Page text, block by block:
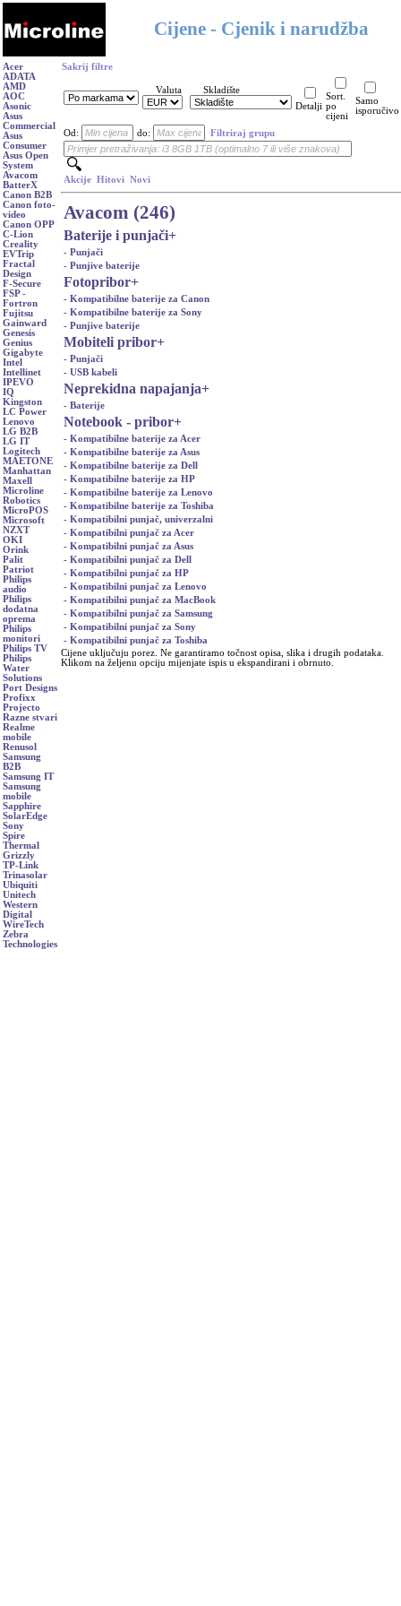
Cijene - Cjenik i narudžba
Acer
ADATA
AMD
AOC
Asonic
Asus
Commercial
Asus
Consumer
Asus Open
System
Avacom
BatterX
Canon B2B
Canon foto-
video
Canon OPP
C-Lion
Creality
EVTrip
Fractal
Design
F-Secure
FSP -
Fortron
Fujitsu
Gainward
Genesis
Genius
Gigabyte
Intel
Intellinet
IPEVO
IQ
Kingston
LC Power
Lenovo
LG B2B
LG IT
Logitech
MAETONE
Manhattan
Maxell
Microline
Robotics
MicroPOS
Microsoft
NZXT
OKI
Orink
Palit
Patriot
Philips
audio
Philips
dodatna
oprema
Philips
monitori
Philips TV
Philips
Water
Solutions
Port Designs
Profixx
Projecto
Razne stvari
Realme
mobile
Renusol
Samsung
B2B
Samsung IT
Samsung
mobile
Sapphire
SolarEdge
Sony
Spire
Thermal
Grizzly
TP-Link
Trinasolar
Ubiquiti
Unitech
Western
Digital
WireTech
Zebra
Technologies
Sakrij filtre
Valuta
Skladište
Detalji
Sort.
po
cijeni
Samo
isporučivo
Od: do: Filtriraj grupu
Akcije Hitovi Novi
Avacom (246)
Baterije i punjači+
- Punjači
- Punjive baterije
Fotopribor+
- Kompatibilne baterije za Canon
- Kompatibilne baterije za Sony
- Punjive baterije
Mobiteli pribor+
- Punjači
- USB kabeli
Neprekidna napajanja+
- Baterije
Notebook - pribor+
- Kompatibilne baterije za Acer
- Kompatibilne baterije za Asus
- Kompatibilne baterije za Dell
- Kompatibilne baterije za HP
- Kompatibilne baterije za Lenovo
- Kompatibilne baterije za Toshiba
- Kompatibilni punjač, univerzalni
- Kompatibilni punjač za Acer
- Kompatibilni punjač za Asus
- Kompatibilni punjač za Dell
- Kompatibilni punjač za HP
- Kompatibilni punjač za Lenovo
- Kompatibilni punjač za MacBook
- Kompatibilni punjač za Samsung
- Kompatibilni punjač za Sony
- Kompatibilni punjač za Toshiba
Cijene uključuju porez. Ne garantiramo točnost opisa, slika i drugih podataka.
Klikom na željenu opciju mijenjate ispis u ekspandirani i obrnuto.